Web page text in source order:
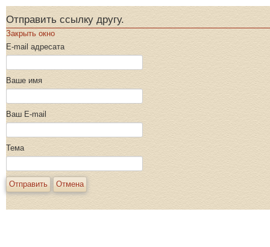
Отправить ссылку другу.
Закрыть окно
E-mail адресата
Ваше имя
Ваш E-mail
Тема
Отправить Отмена